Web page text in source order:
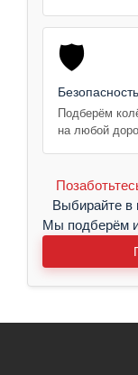
🛡️
Подберём
на любой
Выбирайте в
Мы подберём